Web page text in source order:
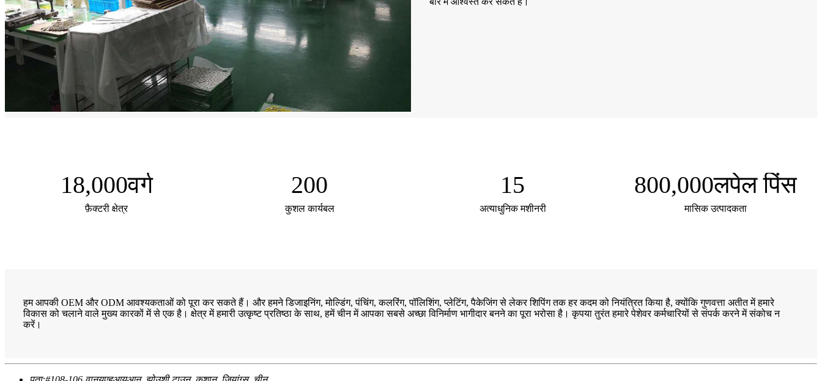
18,000वर्ग
फ़ैक्टरी क्षेत्र
200
कुशल कार्यबल
15
अत्याधुनिक मशीनरी
800,000लपेल पिंस
मासिक उत्पादकता
हम आपकी OEM और ODM आवश्यकताओं को पूरा कर सकते हैं। और हमने डिजाइनिंग, मोल्डिंग, पंचिंग, कलरिंग, पॉलिशिंग, प्लेटिंग, पैकेजिंग से लेकर शिपिंग तक हर कदम को नियंत्रित किया है, क्योंकि गुणवत्ता अतीत में हमारे
विकास को चलाने वाले मुख्य कारकों में से एक है। क्षेत्र में हमारी उत्कृष्ट प्रतिष्ठा के साथ, हमें चीन में आपका सबसे अच्छा विनिर्माण भागीदार बनने का पूरा भरोसा है। कृपया तुरंत हमारे पेशेवर कर्मचारियों से संपर्क करने में संकोच न
करें।